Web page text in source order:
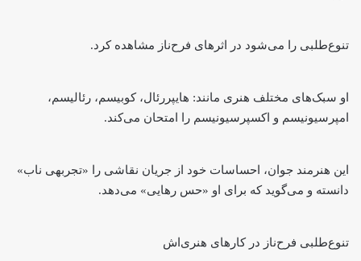
تنوع‌طلبی را می‌شود در اثرهای فرح‌ناز مشاهده کرد.
او سبک‌های مختلف هنری مانند: هایپررئال، کوبیسم، رئالیسم،
امپرسیونیسم و اکسپرسیونیسم را امتحان می‌کند.
این هنرمند جوان، احساسات خود از جریان نقاشی را «تجربه‎ی ناب»
دانسته و می‌گوید که برای او «حس رهایی» می‌دهد.
تنوع‌طلبی فرح‌ناز در کارهای هنری‌اش